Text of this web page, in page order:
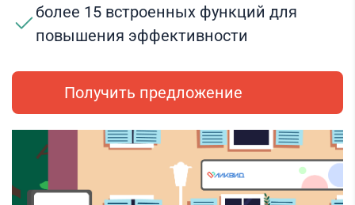
более 15 встроенных функций для
повышения эффективности
Получить предложение